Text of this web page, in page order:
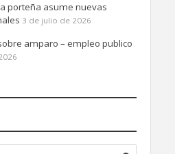
porteña asume nuevas
3 de julio de 2026
amparo – empleo publico